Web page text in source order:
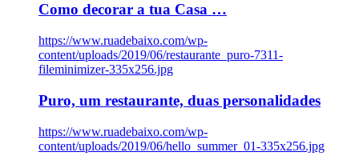
Como decorar a tua Casa …
https://www.ruadebaixo.com/wp-
content/uploads/2019/06/restaurante_puro-7311-
fileminimizer-335x256.jpg
Puro, um restaurante, duas personalidades
https://www.ruadebaixo.com/wp-
content/uploads/2019/06/hello_summer_01-335x256.jpg